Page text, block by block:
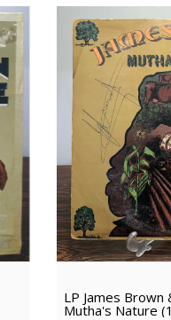
LP James Brown
Mutha's Nature